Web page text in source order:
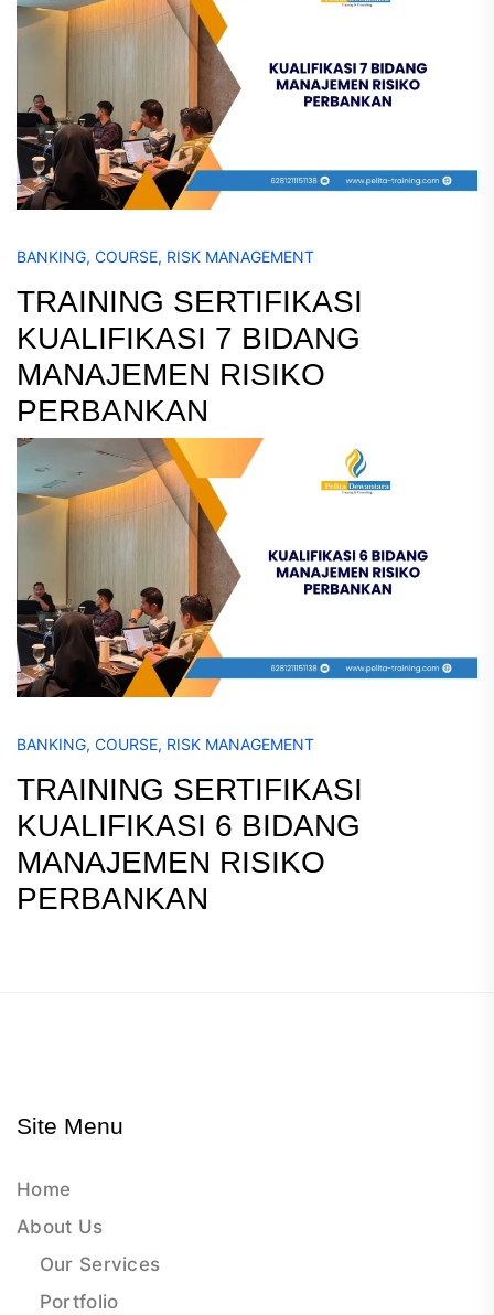
BANKING, COURSE, RISK MANAGEMENT
TRAINING SERTIFIKASI
KUALIFIKASI 7 BIDANG
MANAJEMEN RISIKO
PERBANKAN
BANKING, COURSE, RISK MANAGEMENT
TRAINING SERTIFIKASI
KUALIFIKASI 6 BIDANG
MANAJEMEN RISIKO
PERBANKAN
Site Menu
Home
About Us
Our Services
Portfolio